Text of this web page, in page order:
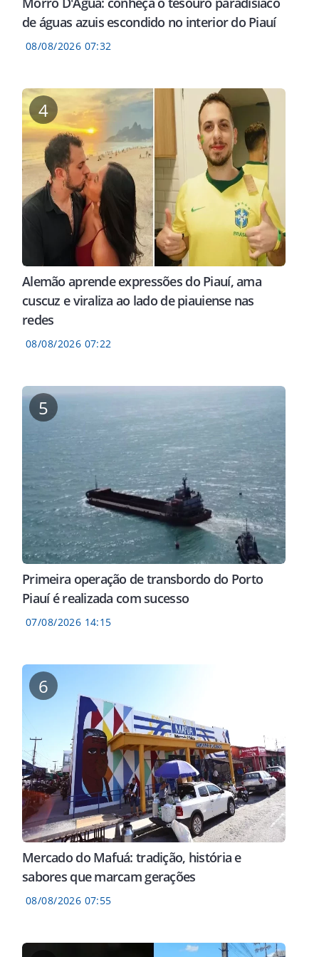
de águas azuis escondido no interior do Piauí
08/08/2026 07:32
4
Alemão aprende expressões do Piauí, ama
cuscuz e viraliza ao lado de piauiense nas
redes
08/08/2026 07:22
5
Primeira operação de transbordo do Porto
Piauí é realizada com sucesso
07/08/2026 14:15
6
Mercado do Mafuá: tradição, história e
sabores que marcam gerações
08/08/2026 07:55